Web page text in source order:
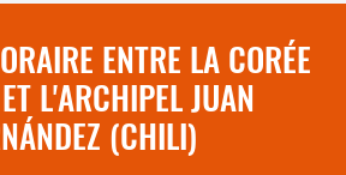
ENTRE LA CORÉE
L'ARCHIPEL JUAN
(CHILI)